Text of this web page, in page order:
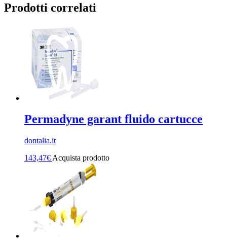
Prodotti correlati
Permadyne garant fluido cartucce
dontalia.it
143,47€ Acquista prodotto